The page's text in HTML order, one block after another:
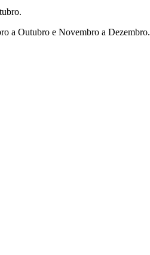
a Outubro e Novembro a Dezembro.